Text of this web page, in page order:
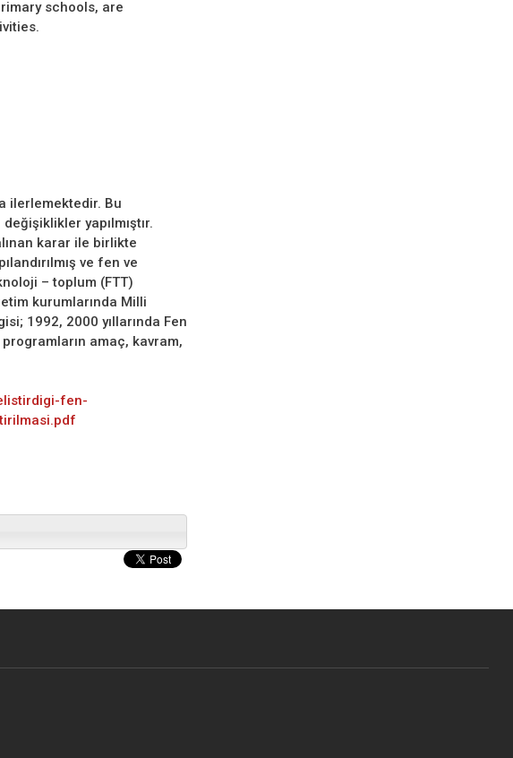
schools, are
ilerlemektedir. Bu
yapılmıştır.
karar ile birlikte
ve fen ve
– toplum (FTT)
kurumlarında Milli
1992, 2000 yıllarında Fen
amaç, kavram,
fen-